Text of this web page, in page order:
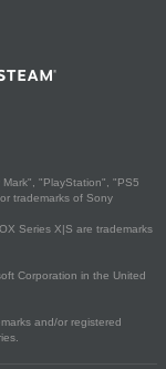
"PlayStation", "PS5
trademarks of Sony
Series X|S are trademarks
Corporation in the United
and/or registered